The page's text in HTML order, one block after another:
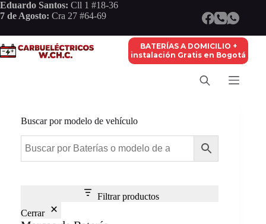
Saltar
al
Eduardo Santos: Cll 1 #18-36
7 de Agosto: Cra 27 #64-69
BATERÍAS A DOMICILIO +
instalación Gratis en Bogotá
Buscar por modelo de vehículo
Filtrar productos
Cerrar